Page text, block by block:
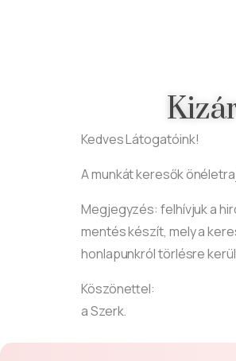
Kedves Látogatóink!
A munkát keresők
Megjegyzés: felhívjuk a
mentés készít, mely a
honlapunkról törlésre
Köszönettel:
a Szerk.